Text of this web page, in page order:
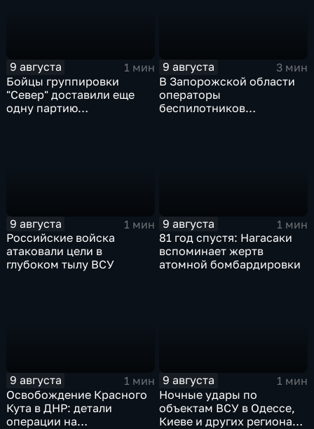
9 августа
1 мин
Бойцы группировки
"Север" доставили еще
одну партию
9 августа
3 мин
В Запорожской области
операторы
беспилотников
9 августа
1 мин
Российские войска
атаковали цели в
глубоком тылу ВСУ
9 августа
1 мин
81 год спустя: Нагасаки
вспоминает жертв
атомной бомбардировки
9 августа
1 мин
Освобождение Красного
Кута в ДНР: детали
операции на
9 августа
1 мин
Ночные удары по
объектам ВСУ в Одессе,
Киеве и других регионах